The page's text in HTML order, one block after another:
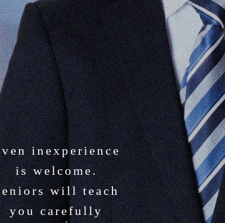
inexperience
is welcome.
will teach
you carefully